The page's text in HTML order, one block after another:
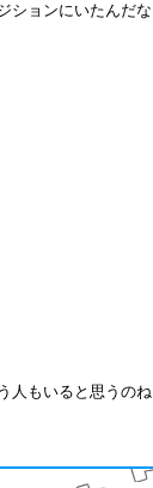
ョンにいたんだ
もいると思うのね